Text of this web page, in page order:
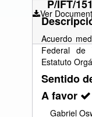
Ver
P/IFT/
Acuerdo
Federal de
Estatuto
Sentido
A favor
Gabriel